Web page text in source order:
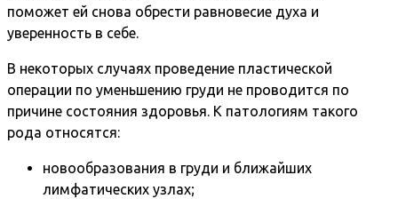
поможет ей снова обрести равновесие духа и
уверенность в себе.
В некоторых случаях проведение пластической
операции по уменьшению груди не проводится по
причине состояния здоровья. К патологиям такого
рода относятся:
новообразования в груди и ближайших
лимфатических узлах;